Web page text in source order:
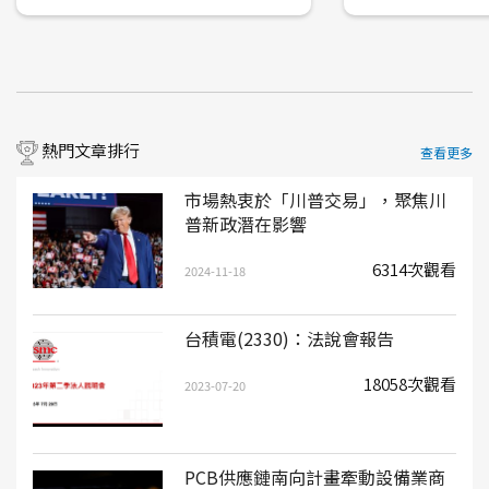
熱門文章排行 查看更多
市場熱衷於「川普交易」，聚焦川
普新政潛在影響
2024-11-18 6314次觀看
台積電(2330)：法說會報告
2023-07-20 18058次觀看
PCB供應鏈南向計畫牽動設備業商